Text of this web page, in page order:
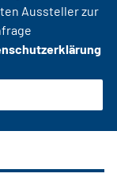
Aussteller zur